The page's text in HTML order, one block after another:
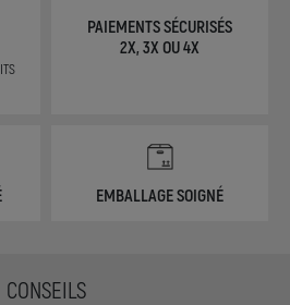
PAIEMENTS SÉCURISÉS
2X, 3X OU 4X
EMBALLAGE SOIGNÉ
CONSEILS